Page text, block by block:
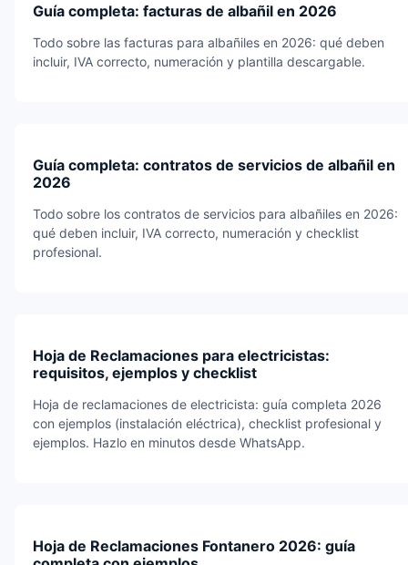
Guía completa: facturas de albañil en 2026
Todo sobre las facturas para albañiles en 2026: qué deben
incluir, IVA correcto, numeración y plantilla descargable.
Guía completa: contratos de servicios de albañil en
2026
Todo sobre los contratos de servicios para albañiles en 2026:
qué deben incluir, IVA correcto, numeración y checklist
profesional.
Hoja de Reclamaciones para electricistas:
requisitos, ejemplos y checklist
Hoja de reclamaciones de electricista: guía completa 2026
con ejemplos (instalación eléctrica), checklist profesional y
ejemplos. Hazlo en minutos desde WhatsApp.
Hoja de Reclamaciones Fontanero 2026: guía